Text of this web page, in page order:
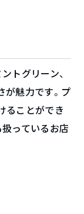
トグリーン、
が魅力です。プ
ることができ
っているお店